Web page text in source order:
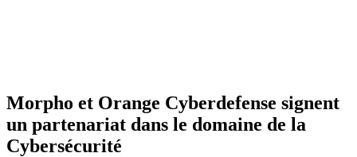
Morpho et Orange Cyberdefense signent
un partenariat dans le domaine de la
Cybersécurité